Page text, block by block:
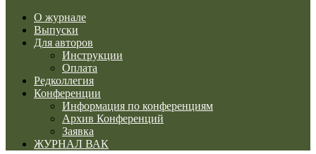
О журнале
Выпуски
Для авторов
Инструкции
Оплата
Редколлегия
Конференции
Информация по конференциям
Архив Конференций
Заявка
ЖУРНАЛ ВАК